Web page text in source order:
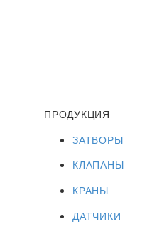
ПРОДУКЦИЯ
ЗАТВОРЫ
КЛАПАНЫ
КРАНЫ
ДАТЧИКИ